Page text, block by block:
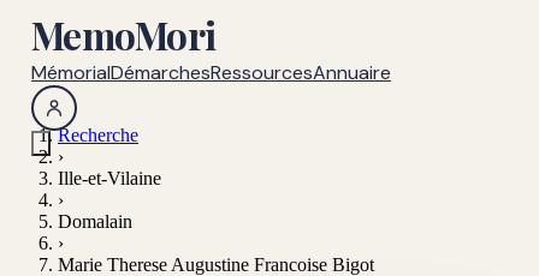
MemoMori
MémorialDémarchesRessourcesAnnuaire
Recherche
›
Ille-et-Vilaine
›
Domalain
›
Marie Therese Augustine Francoise Bigot